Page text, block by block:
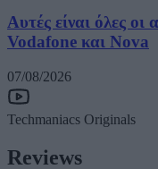
Αυτές είναι όλες οι
Vodafone και Nova
07/08/2026
Techmaniacs Originals
Reviews